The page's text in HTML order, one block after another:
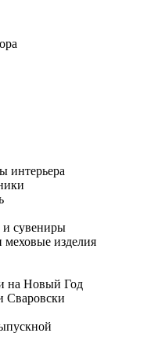
интерьера
и сувениры
изделия
на Новый Год
Сваровски